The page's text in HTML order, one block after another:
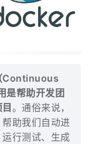
Continuous
是帮助开发团
。通俗来说，
助我们自动进
行测试、生成